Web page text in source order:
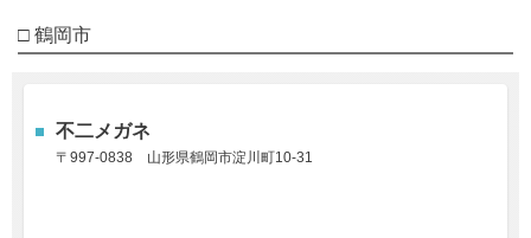
□ 鶴岡市
不二メガネ
〒997-0838 山形県鶴岡市淀川町10-31